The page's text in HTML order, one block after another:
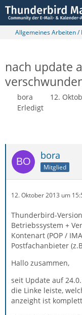
Allgemeines Arbeiten /
nach update
bora 12.
Erledigt
bora
Mitglied
12. Oktober 2013 um
Thunderbird-
Betriebssystem +
Kontenart (POP /
Postfachanbieter
Hallo zusammen,
seit Update auf
die Linke leiste,
anzeight ist